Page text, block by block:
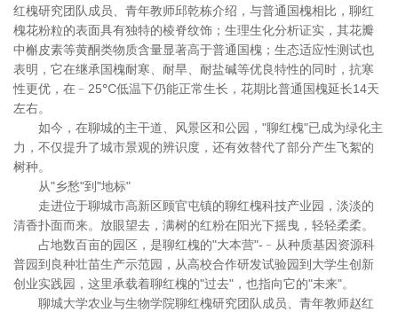
红槐研究团队成员、青年教师邱乾栋介绍，与普通国槐相比，聊红
槐花粉粒的表面具有独特的棱脊纹饰；生理生化分析证实，其花瓣
中槲皮素等黄酮类物质含量显著高于普通国槐；生态适应性测试也
表明，它在继承国槐耐寒、耐旱、耐盐碱等优良特性的同时，抗寒
性更优，在﹣25℃低温下仍能正常生长，花期比普通国槐延长14天
左右。
如今，在聊城的主干道、风景区和公园，"聊红槐"已成为绿化主
力，不仅提升了城市景观的辨识度，还有效替代了部分产生飞絮的
树种。
从"乡愁"到"地标"
走进位于聊城市高新区顾官屯镇的聊红槐科技产业园，淡淡的
清香扑面而来。放眼望去，满树的红粉在阳光下摇曳，轻轻柔柔。
占地数百亩的园区，是聊红槐的"大本营"-﹣从种质基因资源科
普园到良种壮苗生产示范园，从高校合作研发试验园到大学生创新
创业实践园，这里承载着聊红槐的"过去"，也指向它的"未来"。
聊城大学农业与生物学院聊红槐研究团队成员、青年教师赵红